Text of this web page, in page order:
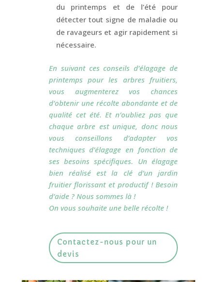
du printemps et de l’été pour
détecter tout signe de maladie ou
de ravageurs et agir rapidement si
nécessaire.
En suivant ces conseils d’élagage de
printemps pour les arbres fruitiers,
vous augmenterez vos chances
d’obtenir une récolte abondante et de
qualité cet été. Et n’oubliez pas que
chaque arbre est unique, donc nous
vous conseillons d’adapter vos
techniques d’élagage en fonction de
ses besoins spécifiques. Un élagage
bien réalisé est la clé d’un jardin
fruitier florissant et productif ! Besoin
d’aide ? Nous sommes là !
On vous souhaite une belle récolte !
Contactez-nous pour un
devis